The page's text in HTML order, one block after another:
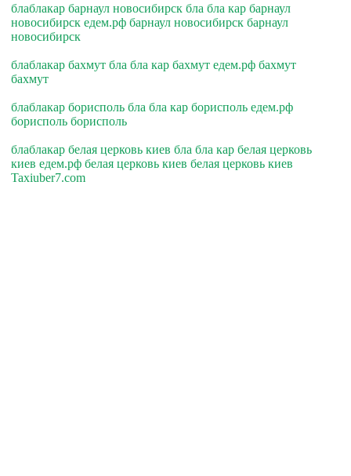
блаблакар барнаул новосибирск бла бла кар барнаул
новосибирск едем.рф барнаул новосибирск барнаул
новосибирск
блаблакар бахмут бла бла кар бахмут едем.рф бахмут
бахмут
блаблакар борисполь бла бла кар борисполь едем.рф
борисполь борисполь
блаблакар белая церковь киев бла бла кар белая церковь
киев едем.рф белая церковь киев белая церковь киев
Taxiuber7.com